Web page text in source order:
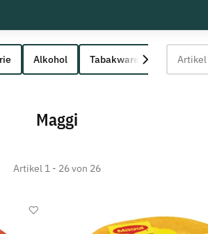
Alkohol Tabakwaren
Maggi
Artikel 1 - 26 von 26